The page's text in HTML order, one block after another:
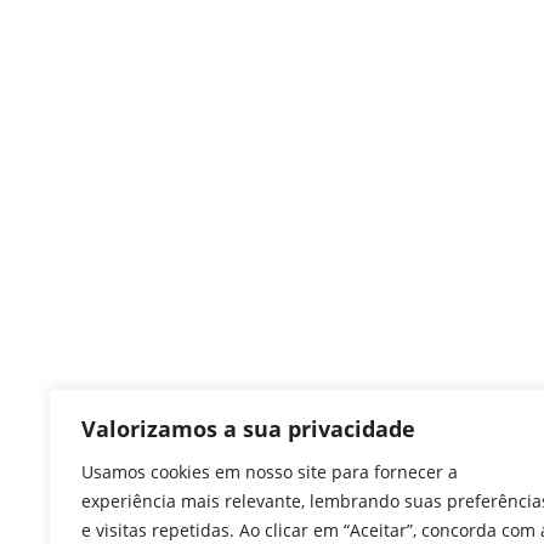
Valorizamos a sua privacidade
Usamos cookies em nosso site para fornecer a
experiência mais relevante, lembrando suas
e visitas repetidas. Ao clicar em “Aceitar”, concorda com